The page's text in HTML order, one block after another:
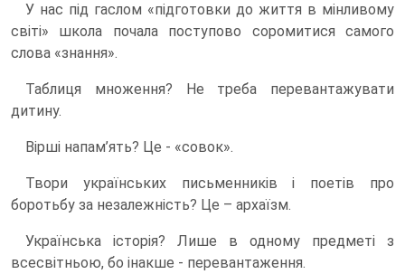
У нас під гаслом «підготовки до життя в мінливому
світі» школа почала поступово соромитися самого
слова «знання».
Таблиця множення? Не треба перевантажувати
дитину.
Вірші напам’ять? Це - «совок».
Твори українських письменників і поетів про
боротьбу за незалежність? Це – архаїзм.
Українська історія? Лише в одному предметі з
всесвітньою, бо інакше - перевантаження.